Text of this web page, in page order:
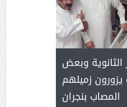
( محمد
الثانوية وبعض
زميلهم
المصاب بنجران